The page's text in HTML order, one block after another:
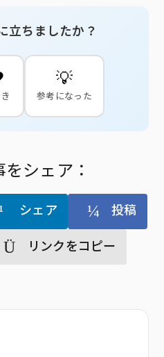
立ちましたか？
💡
参考になった
シェア：
シェア
投稿
リンクをコピー